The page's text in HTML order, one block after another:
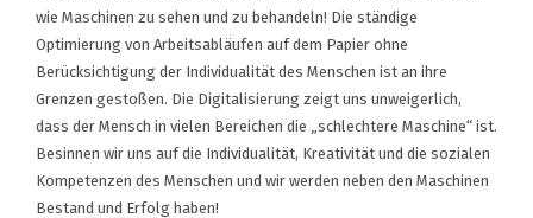
wie Maschinen zu sehen und zu behandeln! Die ständige
Optimierung von Arbeitsabläufen auf dem Papier ohne
Berücksichtigung der Individualität des Menschen ist an ihre
Grenzen gestoßen. Die Digitalisierung zeigt uns unweigerlich,
dass der Mensch in vielen Bereichen die „schlechtere Maschine“ ist.
Besinnen wir uns auf die Individualität, Kreativität und die sozialen
Kompetenzen des Menschen und wir werden neben den Maschinen
Bestand und Erfolg haben!